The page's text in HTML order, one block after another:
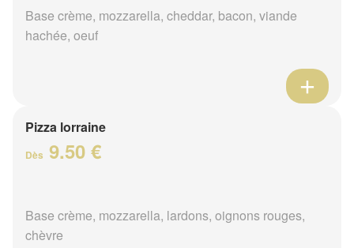
Base crème, mozzarella, cheddar, bacon, viande
hachée, oeuf
Pizza lorraine
Dès 9.50 €
Base crème, mozzarella, lardons, oignons rouges,
chèvre